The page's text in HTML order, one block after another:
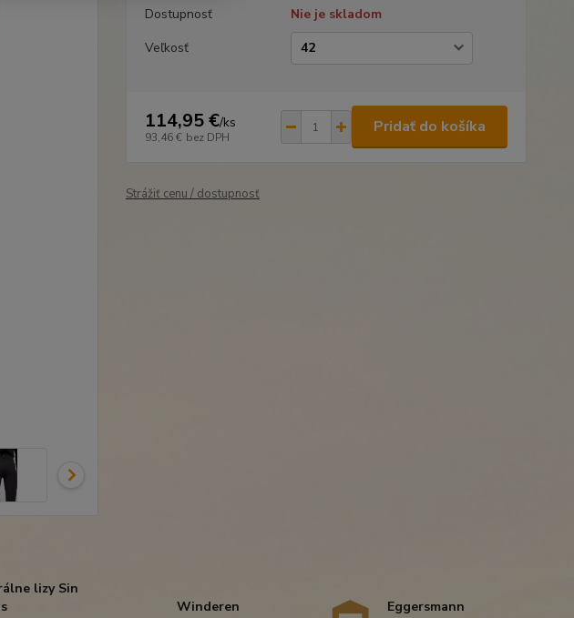
Dostupnosť
Nie je skladom
Veľkosť
114,95 €/ks
93,46 € bez DPH
Pridať do košíka
Strážiť cenu / dostupnosť
lizy Sin
Winderen
Eggersmann